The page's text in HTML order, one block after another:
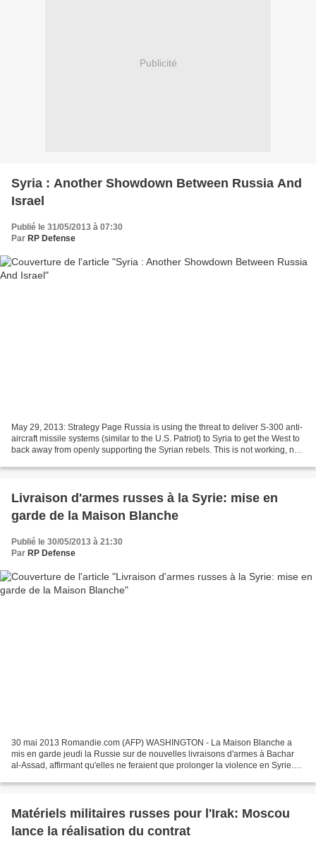
Publicité
Syria : Another Showdown Between Russia And
Israel
Publié le 31/05/2013 à 07:30
Par RP Defense
May 29, 2013: Strategy Page Russia is using the threat to deliver S-300 anti-
aircraft missile systems (similar to the U.S. Patriot) to Syria to get the West to
back away from openly supporting the Syrian rebels. This is not working, nor
Livraison d'armes russes à la Syrie: mise en
garde de la Maison Blanche
Publié le 30/05/2013 à 21:30
Par RP Defense
30 mai 2013 Romandie.com (AFP) WASHINGTON - La Maison Blanche a
mis en garde jeudi la Russie sur de nouvelles livraisons d'armes à Bachar
al-Assad, affirmant qu'elles ne feraient que prolonger la violence en Syrie.
Matériels militaires russes pour l'Irak: Moscou
lance la réalisation du contrat